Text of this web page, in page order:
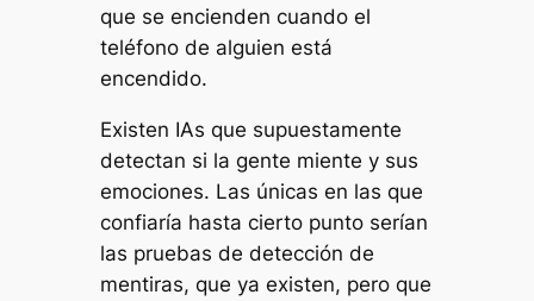
que se encienden cuando el
teléfono de alguien está
encendido.
Existen IAs que supuestamente
detectan si la gente miente y sus
emociones. Las únicas en las que
confiaría hasta cierto punto serían
las pruebas de detección de
mentiras, que ya existen, pero que